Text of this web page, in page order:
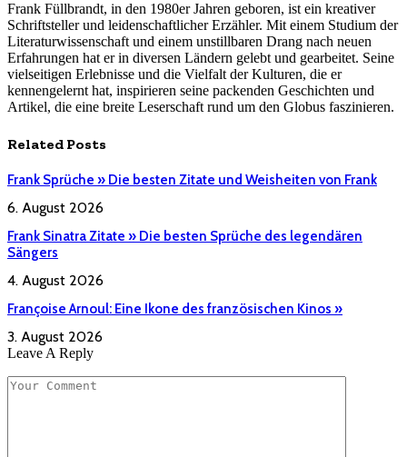
Frank Füllbrandt, in den 1980er Jahren geboren, ist ein kreativer
Schriftsteller und leidenschaftlicher Erzähler. Mit einem Studium der
Literaturwissenschaft und einem unstillbaren Drang nach neuen
Erfahrungen hat er in diversen Ländern gelebt und gearbeitet. Seine
vielseitigen Erlebnisse und die Vielfalt der Kulturen, die er
kennengelernt hat, inspirieren seine packenden Geschichten und
Artikel, die eine breite Leserschaft rund um den Globus faszinieren.
Related Posts
Frank Sprüche » Die besten Zitate und Weisheiten von Frank
6. August 2026
Frank Sinatra Zitate » Die besten Sprüche des legendären
Sängers
4. August 2026
Françoise Arnoul: Eine Ikone des französischen Kinos »
3. August 2026
Leave A Reply